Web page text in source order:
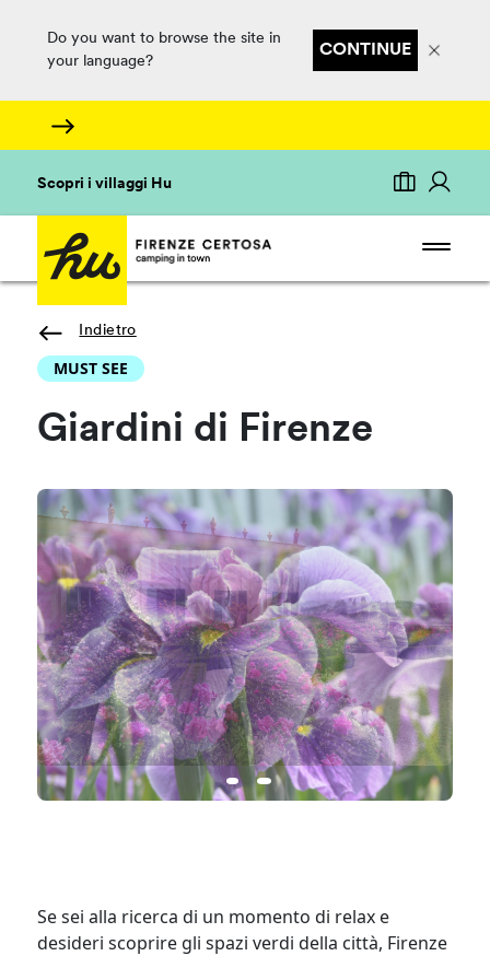
Do you want to browse the site in
your language?
CONTINUE
Scopri i villaggi Hu
Indietro
MUST SEE
Giardini di Firenze
Se sei alla ricerca di un momento di relax e
desideri scoprire gli spazi verdi della città, Firenze